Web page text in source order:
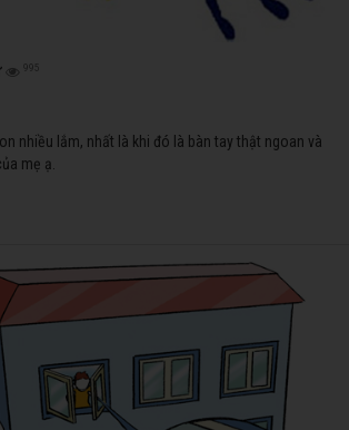
995
nhiều lắm, nhất là khi đó là bàn tay thật ngoan và
mẹ ạ.